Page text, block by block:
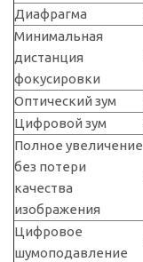
Диафрагма
Минимальная
дистанция
фокусировки
Оптический зум
Цифровой зум
Полное увеличение
без потери
качества
изображения
Цифровое
шумоподавление